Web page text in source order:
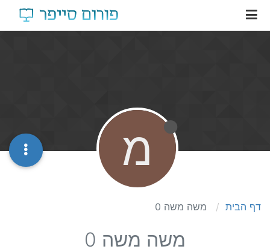
דף הבית משה משה 0
מ
משה משה 0